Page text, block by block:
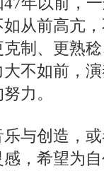
从前高亢
制、更熟
不如前，
力。
与创造，
感，希望为